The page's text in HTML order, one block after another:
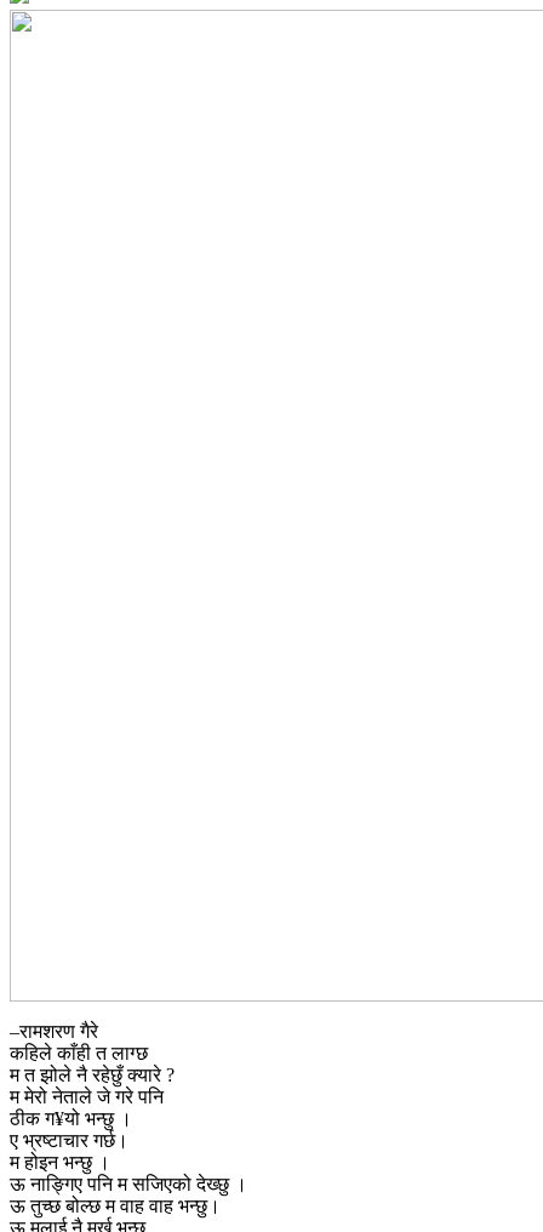
–रामशरण गैरे
कहिले काँही त लाग्छ
म त झोले नै रहेछुँ क्यारे ?
म मेरो नेताले जे गरे पनि
ठीक ग¥यो भन्छु ।
ए भ्रष्टाचार गर्छ।
म होइन भन्छु ।
ऊ नाङ्गिए पनि म सजिएको देख्छु ।
ऊ तुच्छ बोल्छ म वाह वाह भन्छु।
ऊ मलाई नै मूर्ख भन्छ